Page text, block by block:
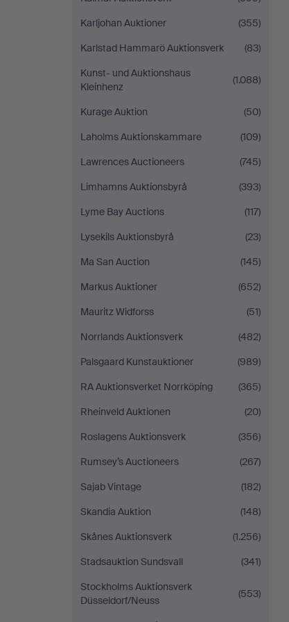
Karljohan Auktioner
(355)
Karlstad Hammarö Auktionsverk
(83)
Kunst- und Auktionshaus
Kleinhenz
(1.088)
Kurage Auktion
(50)
Laholms Auktionskammare
(109)
Lawrences Auctioneers
(745)
Limhamns Auktionsbyrå
(393)
Lyme Bay Auctions
(117)
Lysekils Auktionsbyrå
(23)
Ma San Auction
(145)
Markus Auktioner
(652)
Mauritz Widforss
(51)
Norrlands Auktionsverk
(482)
Palsgaard Kunstauktioner
(989)
RA Auktionsverket Norrköping
(365)
Rheinveld Auktionen
(20)
Roslagens Auktionsverk
(356)
Rumsey’s Auctioneers
(267)
Sajab Vintage
(182)
Skandia Auktion
(148)
Skånes Auktionsverk
(1.256)
Stadsauktion Sundsvall
(341)
Stockholms Auktionsverk
Düsseldorf/Neuss
(553)